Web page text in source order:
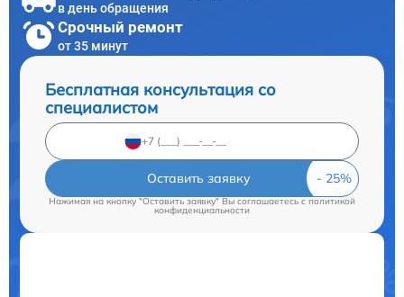
в день обращения
Срочный ремонт
от 35 минут
Бесплатная консультация со
специалистом
Оставить заявку
Нажимая на кнопку "Оставить заявку" Вы соглашаетесь cполитикой
конфиденциальности